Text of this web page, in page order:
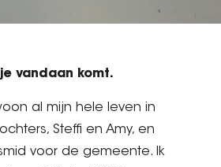
vandaan komt.
al mijn hele leven in
Steffi en Amy, en
voor de gemeente. Ik